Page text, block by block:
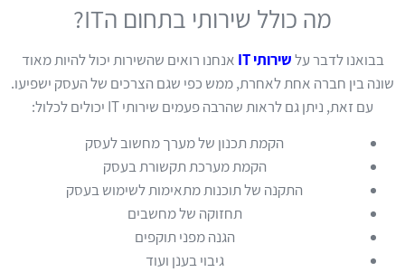
מה כולל שירותי בתחום הIT?
בבואנו לדבר עלשירותי IT
אנחנו רואים שהשירות יכול להיות מאוד
שונה בין חברה אחת לאחרת, ממש כפי שגם הצרכים של העסק ישפיעו.
עם זאת, ניתן גם לראות שהרבה פעמים שירותי IT יכולים לכלול:
הקמת תכנון של מערך מחשוב לעסק
הקמת מערכת תקשורת בעסק
התקנה של תוכנות מתאימות לשימוש בעסק
תחזוקה של מחשבים
הגנה מפני תוקפים
גיבוי בענן ועוד